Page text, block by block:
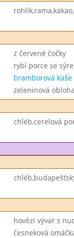
z červené čočky
rybí porce se
bramborová kaše
zeleninová
chléb,cerelová
hovězí vývar s
česneková